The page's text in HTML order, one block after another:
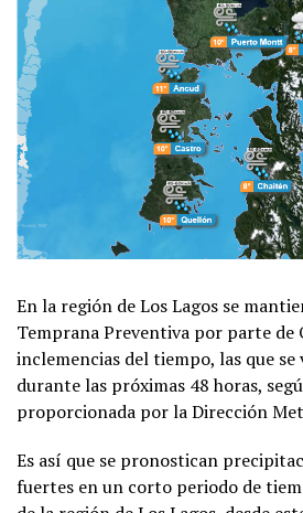
En la región de Los Lagos se
Temprana Preventiva por parte de
inclemencias del tiempo, las que
durante las próximas 48 horas,
proporcionada por la Dirección
Es así que se pronostican
fuertes en un corto periodo de